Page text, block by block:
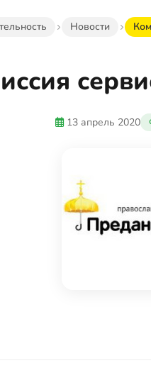
Новости
13 апрель 2020